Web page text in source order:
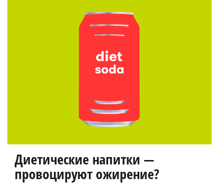
Диетические напитки —
провоцируют ожирение?